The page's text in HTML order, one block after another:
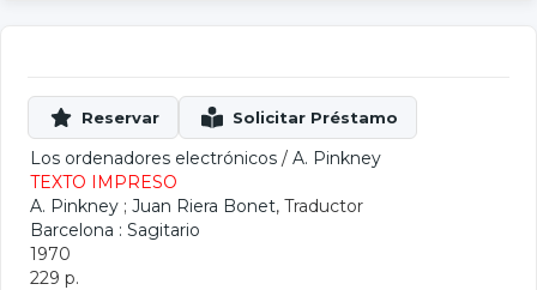
Los ordenadores electrónicos / A. Pinkney
TEXTO IMPRESO
A. Pinkney ; Juan Riera Bonet, Traductor
Barcelona : Sagitario
1970
229 p.